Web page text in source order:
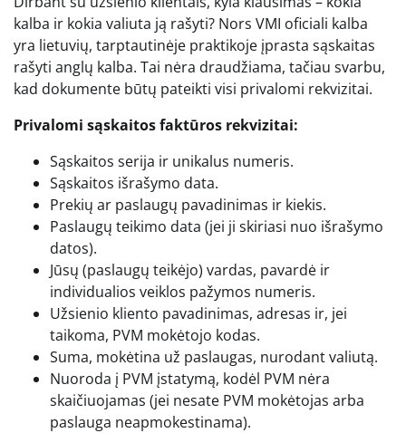
kalba ir kokia valiuta ją rašyti? Nors VMI oficiali kalba
yra lietuvių, tarptautinėje praktikoje įprasta sąskaitas
rašyti anglų kalba. Tai nėra draudžiama, tačiau svarbu,
kad dokumente būtų pateikti visi privalomi rekvizitai.
Privalomi sąskaitos faktūros rekvizitai:
Sąskaitos serija ir unikalus numeris.
Sąskaitos išrašymo data.
Prekių ar paslaugų pavadinimas ir kiekis.
Paslaugų teikimo data (jei ji skiriasi nuo išrašymo
datos).
Jūsų (paslaugų teikėjo) vardas, pavardė ir
individualios veiklos pažymos numeris.
Užsienio kliento pavadinimas, adresas ir, jei
taikoma, PVM mokėtojo kodas.
Suma, mokėtina už paslaugas, nurodant valiutą.
Nuoroda į PVM įstatymą, kodėl PVM nėra
skaičiuojamas (jei nesate PVM mokėtojas arba
paslauga neapmokestinama).